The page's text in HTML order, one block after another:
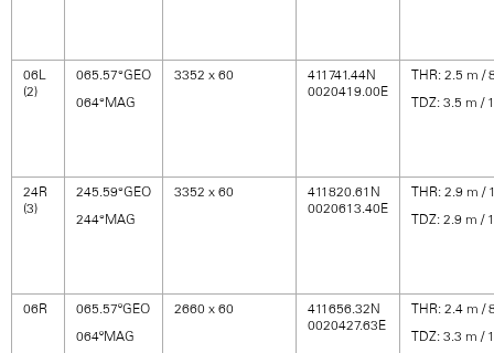
06L
(2)
065.57°GEO
064°MAG
3352 x 60
411741.44N
0020419.00E
THR: 2.5 m /
TDZ: 3.5 m /
24R
(3)
245.59°GEO
244°MAG
3352 x 60
411820.61N
0020613.40E
THR: 2.9 m /
TDZ: 2.9 m /
06R
065.57ºGEO
064ºMAG
2660 x 60
411656.32N
0020427.63E
THR: 2.4 m /
TDZ: 3.3 m /